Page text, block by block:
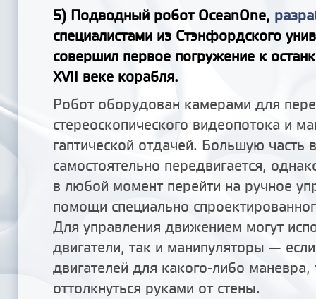
5) Подводный робот OceanOne,
специалистами из Стэнфордского
совершил первое погружение к
XVII веке корабля.
Робот оборудован камерами для
стереоскопического видеопотока и
гаптической отдачей. Большую часть
самостоятельно передвигается,
в любой момент перейти на ручное
помощи специально
Для управления движением могут
двигатели, так и манипуляторы —
двигателей для какого-либо
оттолкнуться руками от стены.